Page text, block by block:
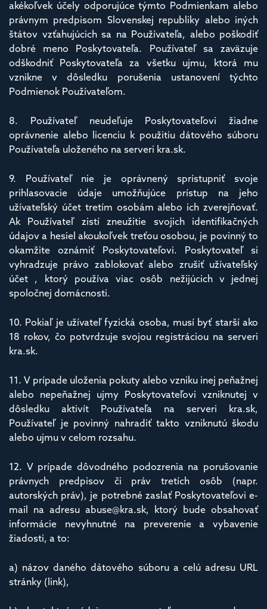
akékoľvek účely odporujúce týmto Podmienkam alebo
právnym predpisom Slovenskej republiky alebo iných
štátov vzťahujúcich sa na Používateľa, alebo poškodiť
dobré meno Poskytovateľa. Používateľ sa zaväzuje
odškodniť Poskytovateľa za všetku ujmu, ktorá mu
vznikne v dôsledku porušenia ustanovení týchto
Podmienok Používateľom.
8. Používateľ neudeľuje Poskytovateľovi žiadne
oprávnenie alebo licenciu k použitiu dátového súboru
Používateľa uloženého na serveri kra.sk.
9. Používateľ nie je oprávnený sprístupniť svoje
prihlasovacie údaje umožňujúce prístup na jeho
užívateľský účet tretím osobám alebo ich zverejňovať.
Ak Používateľ zistí zneužitie svojich identifikačných
údajov a hesiel akoukoľvek treťou osobou, je povinný to
okamžite oznámiť Poskytovateľovi. Poskytovateľ si
vyhradzuje právo zablokovať alebo zrušiť užívateľský
účet , ktorý používa viac osôb nežijúcich v jednej
spoločnej domácnosti.
10. Pokiaľ je užívateľ fyzická osoba, musí byť starší ako
18 rokov, čo potvrdzuje svojou registráciou na serveri
kra.sk.
11. V prípade uloženia pokuty alebo vzniku inej peňažnej
alebo nepeňažnej ujmy Poskytovateľovi vzniknutej v
dôsledku aktivít Používateľa na serveri kra.sk,
Používateľ je povinný nahradiť takto vzniknutú škodu
alebo ujmu v celom rozsahu.
12. V prípade dôvodného podozrenia na porušovanie
právnych predpisov či práv tretích osôb (napr.
autorských práv), je potrebné zaslať Poskytovateľovi e-
mail na adresu abuse@kra.sk, ktorý bude obsahovať
informácie nevyhnutné na preverenie a vybavenie
žiadosti, a to:
a) názov daného dátového súboru a celú adresu URL
stránky (link),